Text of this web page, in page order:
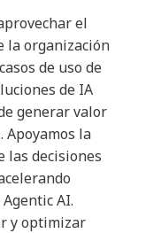
el
la organización
de uso de
de IA
generar valor
Apoyamos la
las decisiones
AI.
y optimizar